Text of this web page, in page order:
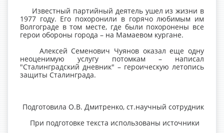
Известный партийный деятель ушел из жизни в
1977 году. Его похоронили в горячо любимым им
Волгограде в том месте, где были похоронены все
герои обороны города – на Мамаевом кургане.
Алексей Семенович Чуянов оказал еще одну
неоценимую услугу потомкам – написал
"Сталинградский дневник" – героическую летопись
защиты Сталинграда.
Подготовила О.В. Дмитренко, ст.научный сотрудник
При подготовке текста использованы источники